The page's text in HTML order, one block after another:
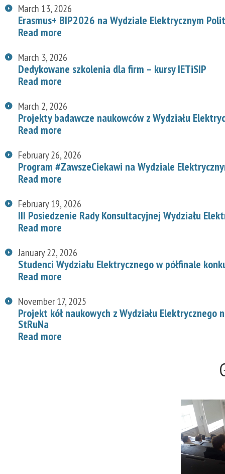
March 13, 2026
Erasmus+ BIP2026 na Wydziale Elektrycznym
Read more
March 3, 2026
Dedykowane szkolenia dla firm – kursy IETiSIP
Read more
March 2, 2026
Projekty badawcze naukowców z Wydziału
Read more
February 26, 2026
Program #ZawszeCiekawi na Wydziale
Read more
February 19, 2026
III Posiedzenie Rady Konsultacyjnej Wydziału
Read more
January 22, 2026
Studenci Wydziału Elektrycznego w półfinale
Read more
November 17, 2025
Projekt kół naukowych z Wydziału
StRuNa
Read more